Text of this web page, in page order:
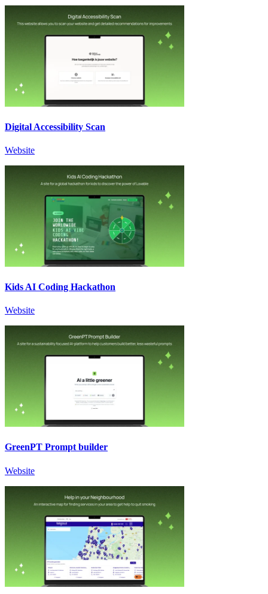
Digital Accessibility Scan
Website
Kids AI Coding Hackathon
Website
GreenPT Prompt builder
Website